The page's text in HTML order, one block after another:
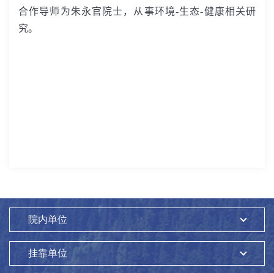
合作导师为朱永官院士，从事环境-生态-健康相关研
究。
院内单位
挂靠单位